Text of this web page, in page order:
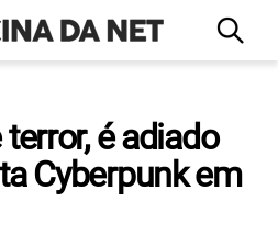
é adiado
Cyberpunk em